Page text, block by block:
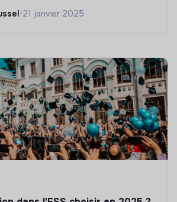
•21 janvier 2025